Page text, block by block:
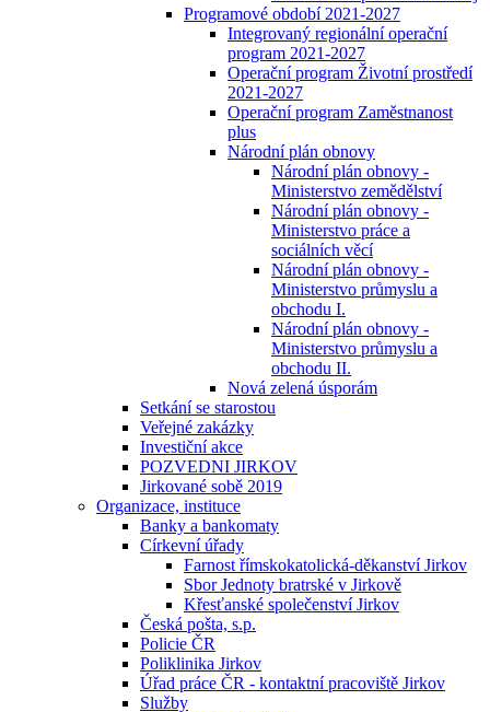
Programové období 2021-2027
Integrovaný regionální operační
program 2021-2027
Operační program Životní prostředí
2021-2027
Operační program Zaměstnanost
plus
Národní plán obnovy
Národní plán obnovy -
Ministerstvo zemědělství
Národní plán obnovy -
Ministerstvo práce a
sociálních věcí
Národní plán obnovy -
Ministerstvo průmyslu a
obchodu I.
Národní plán obnovy -
Ministerstvo průmyslu a
obchodu II.
Nová zelená úsporám
Setkání se starostou
Veřejné zakázky
Investiční akce
POZVEDNI JIRKOV
Jirkované sobě 2019
Organizace, instituce
Banky a bankomaty
Církevní úřady
Farnost římskokatolická-děkanství Jirkov
Sbor Jednoty bratrské v Jirkově
Křesťanské společenství Jirkov
Česká pošta, s.p.
Policie ČR
Poliklinika Jirkov
Úřad práce ČR - kontaktní pracoviště Jirkov
Služby